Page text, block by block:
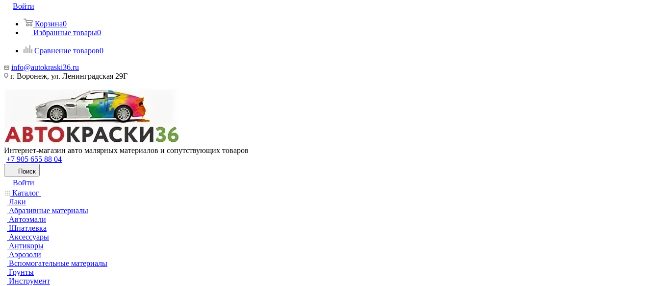
Войти
Корзина0
Избранные товары0
Сравнение товаров0
info@autokraski36.ru
г. Воронеж, ул. Ленинградская 29Г
Интернет-магазин авто малярных материалов и сопутствующих товаров
+7 905 655 88 04
Поиск
Войти
Каталог
Лаки
Абразивные материалы
Автоэмали
Шпатлевка
Аксессуары
Антикоры
Аэрозоли
Вспомогательные материалы
Грунты
Инструмент